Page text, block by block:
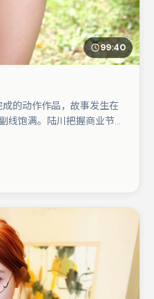
99:40
的动作作品，故事发生在
线饱满。陆川把握商业节奏
文淇等，角色动机前后呼
众。整体完成度较高，适合